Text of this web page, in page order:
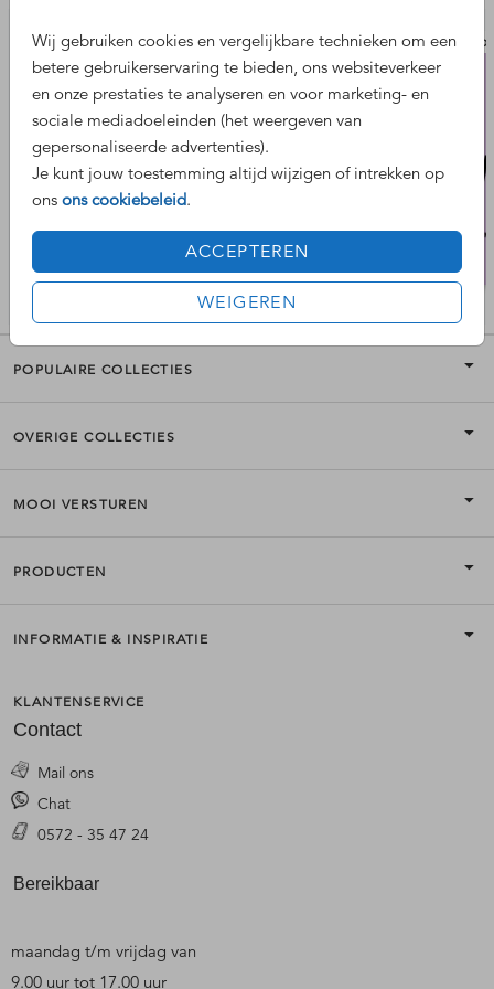
Wij gebruiken cookies en vergelijkbare technieken om een
betere gebruikerservaring te bieden, ons websiteverkeer
en onze prestaties te analyseren en voor marketing- en
sociale mediadoeleinden (het weergeven van
gepersonaliseerde advertenties).
Je kunt jouw toestemming altijd wijzigen of intrekken op
ons ons cookiebeleid.
ACCEPTEREN
WEIGEREN
uitnodiging
POPULAIRE COLLECTIES
OVERIGE COLLECTIES
MOOI VERSTUREN
PRODUCTEN
INFORMATIE & INSPIRATIE
KLANTENSERVICE
Contact
Mail ons
Chat
0572 - 35 47 24
Bereikbaar
maandag t/m vrijdag van
9.00 uur tot 17.00 uur